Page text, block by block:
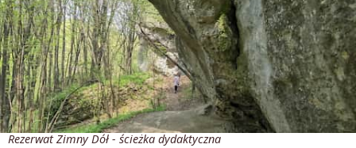
Rezerwat Zimny Dół - ścieżka dydaktyczna